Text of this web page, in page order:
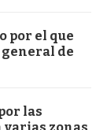
por el que
de
las